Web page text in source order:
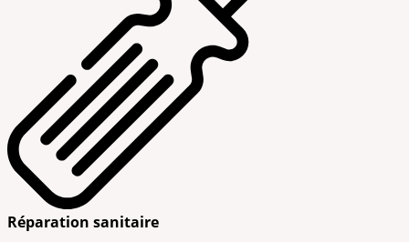
Réparation sanitaire